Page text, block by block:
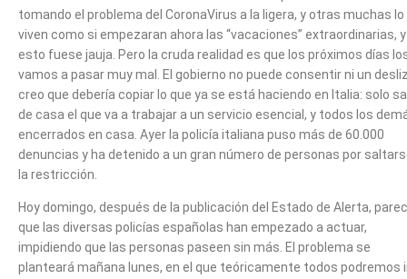
tomando el problema del CoronaVirus a la ligera, y otras muchas lo
viven como si empezaran ahora las “vacaciones” extraordinarias, y
esto fuese jauja. Pero la cruda realidad es que los próximos días
vamos a pasar muy mal. El gobierno no puede consentir ni un
creo que debería copiar lo que ya se está haciendo en Italia: solo
de casa el que va a trabajar a un servicio esencial, y todos los
encerrados en casa. Ayer la policía italiana puso más de 60.000
denuncias y ha detenido a un gran número de personas por
la restricción.
Hoy domingo, después de la publicación del Estado de Alerta,
que las diversas policías españolas han empezado a actuar,
impidiendo que las personas paseen sin más. El problema se
planteará mañana lunes, en el que teóricamente todos podremos